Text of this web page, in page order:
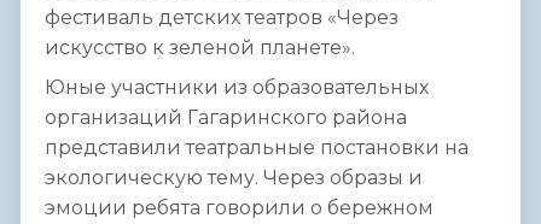
фестиваль детских театров «Через
искусство к зеленой планете».
Юные участники из образовательных
организаций Гагаринского района
представили театральные постановки на
экологическую тему. Через образы и
эмоции ребята говорили о бережном